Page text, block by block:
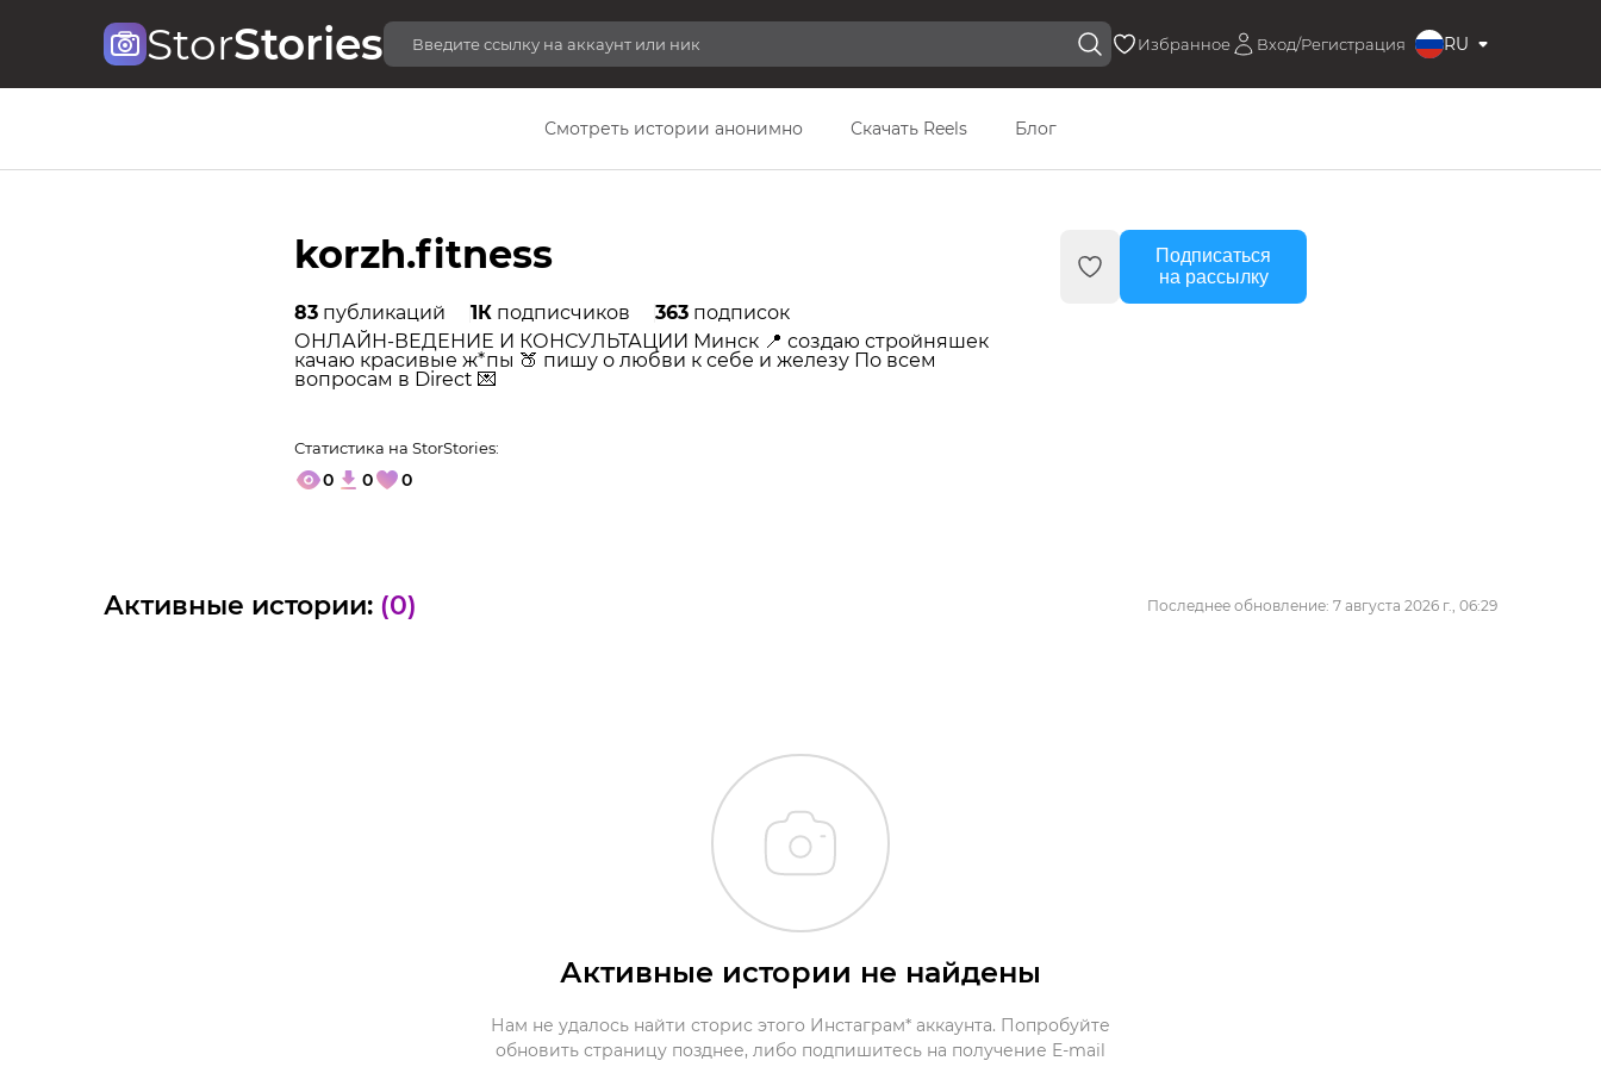
StorStories Избранное Вход/Регистрация RU
Смотреть истории анонимно Скачать Reels Блог
korzh.fitness
83 публикаций 1К подписчиков 363 подписок
ОНЛАЙН-ВЕДЕНИЕ И КОНСУЛЬТАЦИИ Минск 📍 создаю стройняшек
качаю красивые ж*пы 🍑 пишу о любви к себе и железу По всем
вопросам в Direct 💌
Статистика на StorStories:
0 0 0
Подписаться
на рассылку
Активные истории: (0) Последнее обновление: 7 августа 2026 г., 06:29
Активные истории не найдены
Нам не удалось найти сторис этого Инстаграм* аккаунта. Попробуйте
обновить страницу позднее, либо подпишитесь на получение E-mail